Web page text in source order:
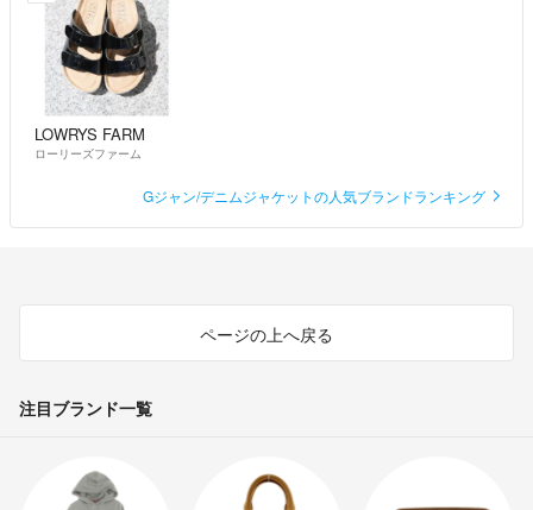
LOWRYS FARM
ローリーズファーム
Gジャン/デニムジャケットの人気ブランドランキング
ページの上へ戻る
注目ブランド一覧